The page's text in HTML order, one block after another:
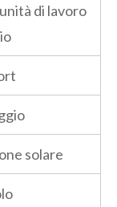
di lavoro
solare